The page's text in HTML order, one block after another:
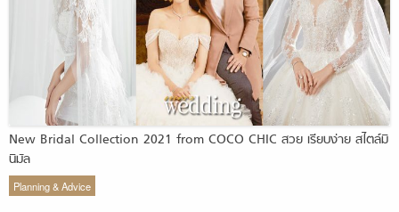
New Bridal Collection 2021 from COCO CHIC สวย เรียบง่าย สไตล์มิ
นิมัล
Planning & Advice